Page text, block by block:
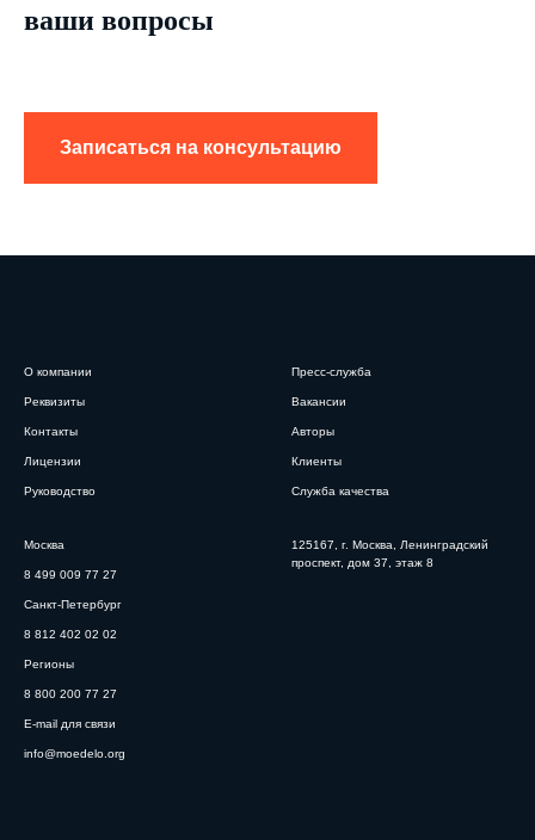
ваши вопросы
Записаться на консультацию
О компании
Реквизиты
Контакты
Лицензии
Руководство
Пресс-служба
Вакансии
Авторы
Клиенты
Служба качества
Москва
8 499 009 77 27
Санкт-Петербург
8 812 402 02 02
Регионы
8 800 200 77 27
E-mail для связи
info@moedelo.org
125167, г. Москва, Ленинградский
проспект, дом 37, этаж 8